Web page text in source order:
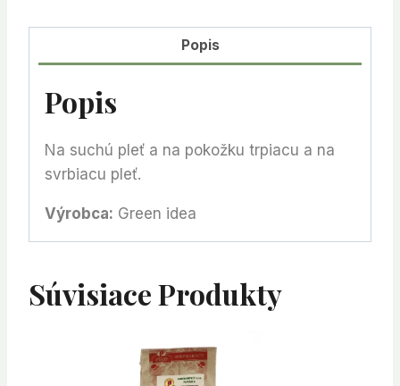
Popis
Popis
Na suchú pleť a na pokožku trpiacu a na
svrbiacu pleť.
Výrobca: Green idea
Súvisiace Produkty